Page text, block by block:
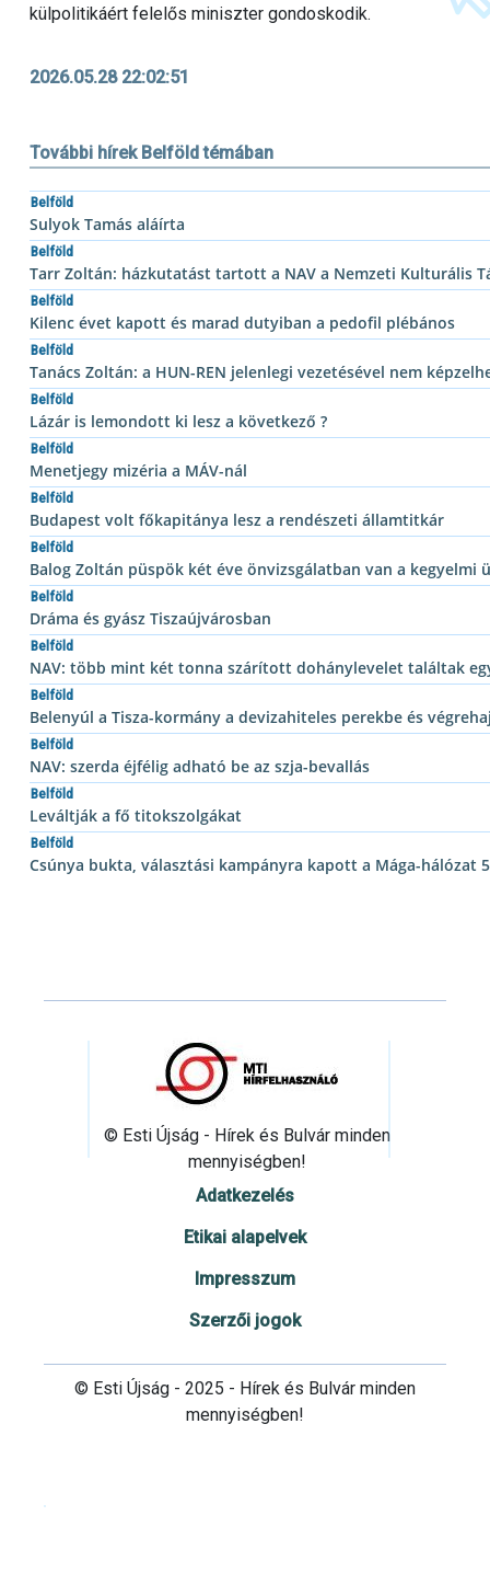
külpolitikáért felelős miniszter gondoskodik.
2026.05.28 22:02:51
További hírek Belföld témában
Belföld
Sulyok Tamás aláírta
Belföld
Tarr Zoltán: házkutatást tartott a NAV a Nemzeti Kulturális
Belföld
Kilenc évet kapott és marad dutyiban a pedofil plébános
Belföld
Tanács Zoltán: a HUN-REN jelenlegi vezetésével nem
Belföld
Lázár is lemondott ki lesz a következő ?
Belföld
Menetjegy mizéria a MÁV-nál
Belföld
Budapest volt főkapitánya lesz a rendészeti államtitkár
Belföld
Balog Zoltán püspök két éve önvizsgálatban van a kegyelmi
Belföld
Dráma és gyász Tiszaújvárosban
Belföld
NAV: több mint két tonna szárított dohánylevelet találtak
Belföld
Belenyúl a Tisza-kormány a devizahiteles perekbe és
Belföld
NAV: szerda éjfélig adható be az szja-bevallás
Belföld
Leváltják a fő titokszolgákat
Belföld
Csúnya bukta, választási kampányra kapott a Mága-hálózat
© Esti Újság - Hírek és Bulvár minden
mennyiségben!
Adatkezelés
Etikai alapelvek
Impresszum
Szerzői jogok
© Esti Újság - 2025 - Hírek és Bulvár minden
mennyiségben!